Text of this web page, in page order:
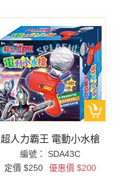
超人力霸王 電動小水槍
編號： SDA43C
定價 $250
優惠價 $200